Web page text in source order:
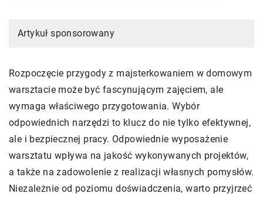
Artykuł sponsorowany
Rozpoczęcie przygody z majsterkowaniem w domowym
warsztacie może być fascynującym zajęciem, ale
wymaga właściwego przygotowania. Wybór
odpowiednich narzędzi to klucz do nie tylko efektywnej,
ale i bezpiecznej pracy. Odpowiednie wyposażenie
warsztatu wpływa na jakość wykonywanych projektów,
a także na zadowolenie z realizacji własnych pomysłów.
Niezależnie od poziomu doświadczenia, warto przyjrzeć